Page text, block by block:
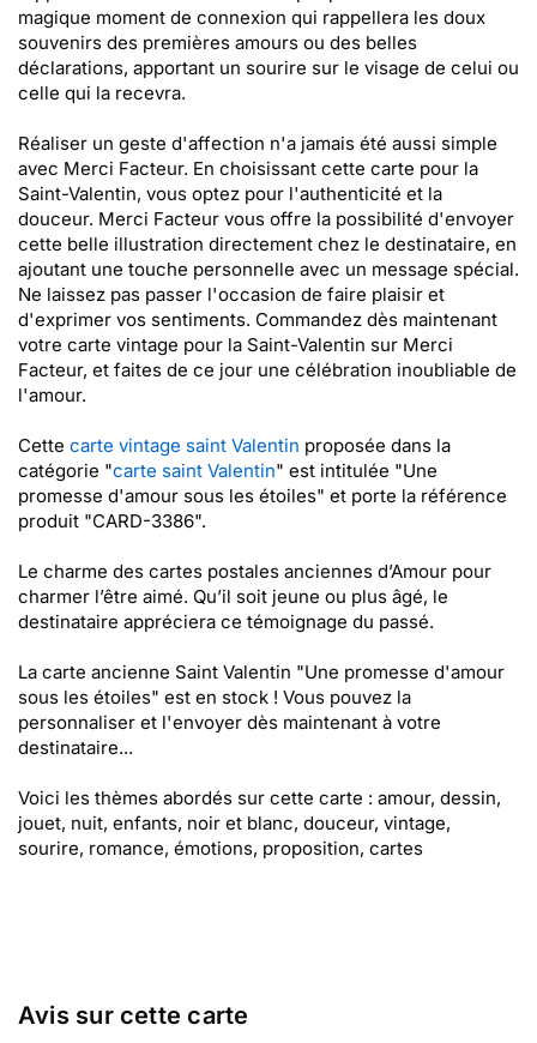
magique moment de connexion qui rappellera les doux
souvenirs des premières amours ou des belles
déclarations, apportant un sourire sur le visage de celui ou
celle qui la recevra.
Réaliser un geste d'affection n'a jamais été aussi simple
avec Merci Facteur. En choisissant cette carte pour la
Saint-Valentin, vous optez pour l'authenticité et la
douceur. Merci Facteur vous offre la possibilité d'envoyer
cette belle illustration directement chez le destinataire, en
ajoutant une touche personnelle avec un message spécial.
Ne laissez pas passer l'occasion de faire plaisir et
d'exprimer vos sentiments. Commandez dès maintenant
votre carte vintage pour la Saint-Valentin sur Merci
Facteur, et faites de ce jour une célébration inoubliable de
l'amour.
Cette carte vintage saint Valentin proposée dans la
catégorie "carte saint Valentin" est intitulée "Une
promesse d'amour sous les étoiles" et porte la référence
produit "CARD-3386".
Le charme des cartes postales anciennes d’Amour pour
charmer l’être aimé. Qu’il soit jeune ou plus âgé, le
destinataire appréciera ce témoignage du passé.
La carte ancienne Saint Valentin "Une promesse d'amour
sous les étoiles" est en stock ! Vous pouvez la
personnaliser et l'envoyer dès maintenant à votre
destinataire...
Voici les thèmes abordés sur cette carte : amour, dessin,
jouet, nuit, enfants, noir et blanc, douceur, vintage,
sourire, romance, émotions, proposition, cartes
Avis sur cette carte